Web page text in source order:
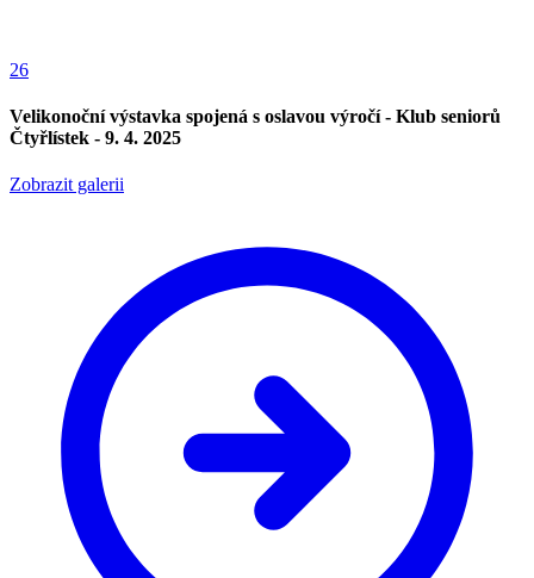
26
Velikonoční výstavka spojená s oslavou výročí - Klub seniorů
Čtyřlístek - 9. 4. 2025
Zobrazit galerii